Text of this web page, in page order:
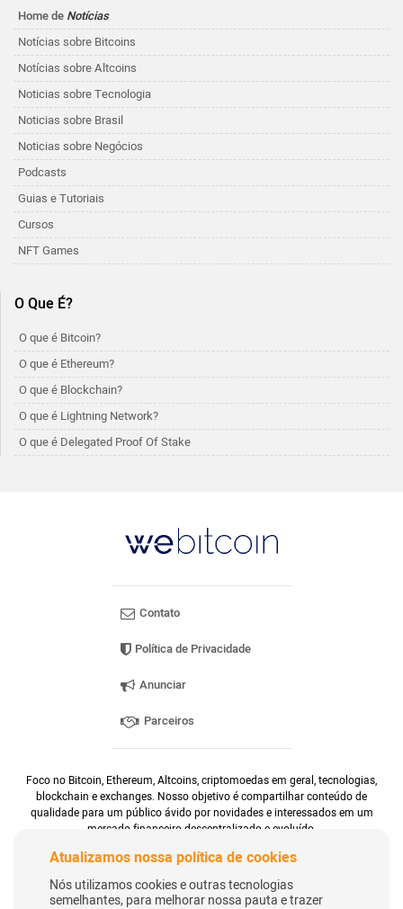
Home de Notícias
Notícias sobre Bitcoins
Notícias sobre Altcoins
Noticias sobre Tecnologia
Noticias sobre Brasil
Noticias sobre Negócios
Podcasts
Guias e Tutoriais
Cursos
NFT Games
O Que É?
O que é Bitcoin?
O que é Ethereum?
O que é Blockchain?
O que é Lightning Network?
O que é Delegated Proof Of Stake
Contato
Política de Privacidade
Anunciar
Parceiros
Foco no Bitcoin, Ethereum, Altcoins, criptomoedas em geral, tecnologias,
blockchain e exchanges. Nosso objetivo é compartilhar conteúdo de
qualidade para um público ávido por novidades e interessados em um
mercado financeiro descentralizado e evoluído.
Atualizamos nossa política de cookies
Nós utilizamos cookies e outras tecnologias
semelhantes, para melhorar nossa pauta e trazer